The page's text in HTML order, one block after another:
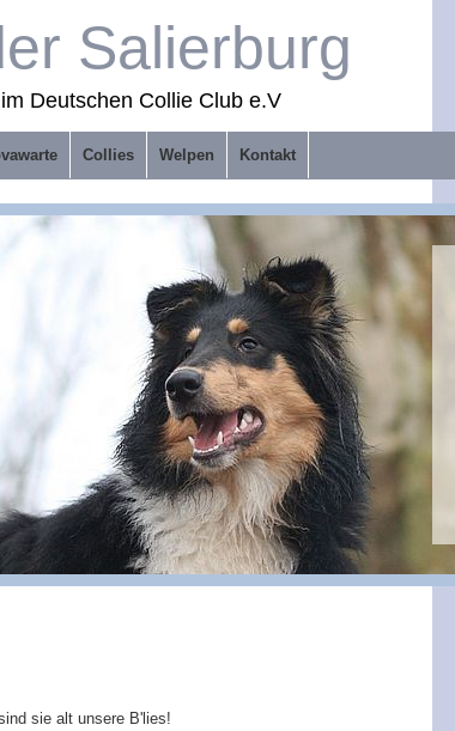
Salierburg
Deutschen Collie Club e.V
Collies Welpen Kontakt
sie alt unsere B'lies!